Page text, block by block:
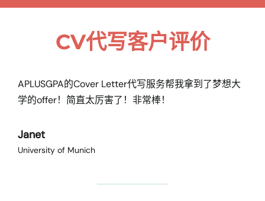
CV代写客户评价
APLUSGPA的Cover Letter代写服务帮我拿到了梦想大
学的offer！简直太厉害了！非常棒！
Janet
University of Munich